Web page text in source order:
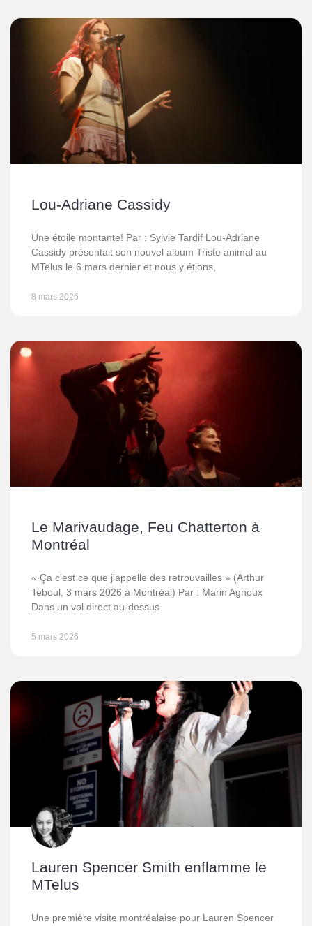
Lou-Adriane Cassidy
Une étoile montante! Par : Sylvie Tardif Lou-Adriane
Cassidy présentait son nouvel album Triste animal au
MTelus le 6 mars dernier et nous y étions,
8 mars 2026
Le Marivaudage, Feu Chatterton à
Montréal
« Ça c’est ce que j’appelle des retrouvailles » (Arthur
Teboul, 3 mars 2026 à Montréal) Par : Marin Agnoux
Dans un vol direct au-dessus
5 mars 2026
Lauren Spencer Smith enflamme le
MTelus
Une première visite montréalaise pour Lauren Spencer